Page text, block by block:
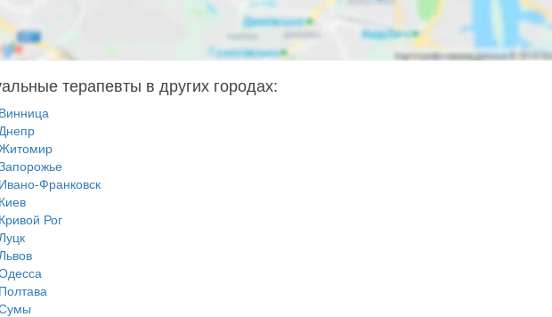
терапевты в других городах:
Франковск
Рог